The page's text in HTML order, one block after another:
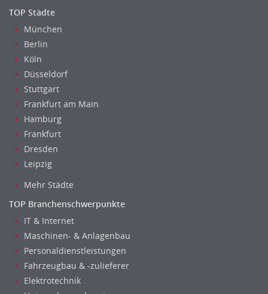
Architektur
Fotografie, Video
Grafik- und Kommunikationsdesign
Medien-, Screen-, Webdesign
Modedesign, Schmuckdesign
Produktdesign, Industriedesign
Theater, Schauspiel, Musik, Tanz
Beschaffungslogistik
Disposition
Logistik
Entsorgungslogistik
Fuhrparkmanagement
Lagerlogistik
TOP Städte
München
Berlin
Köln
Düsseldorf
Stuttgart
Frankfurt am Main
Hamburg
Frankfurt
Dresden
Leipzig
Mehr Städte
TOP Branchenschwerpunkte
IT & Internet
Maschinen- & Anlagenbau
Personaldienstleistungen
Fahrzeugbau & -zulieferer
Elektrotechnik